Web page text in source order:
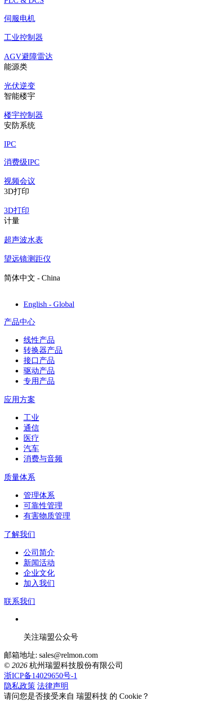
伺服电机
工业控制器
AGV避障雷达
能源类
光伏逆变
智能楼宇
楼宇控制器
安防系统
IPC
消费级IPC
视频会议
3D打印
3D打印
计量
超声波水表
望远镜测距仪
简体中文 - China
English - Global
产品中心
线性产品
转换器产品
接口产品
驱动产品
专用产品
应用方案
工业
通信
医疗
汽车
消费与音频
质量体系
管理体系
可靠性管理
有害物质管理
了解我们
公司简介
新闻活动
企业文化
加入我们
联系我们
关注瑞盟公众号
邮箱地址: sales@relmon.com
© 2026 杭州瑞盟科技股份有限公司
浙ICP备14029650号-1
隐私政策 法律声明
请问您是否接受来自 瑞盟科技 的 Cookie？